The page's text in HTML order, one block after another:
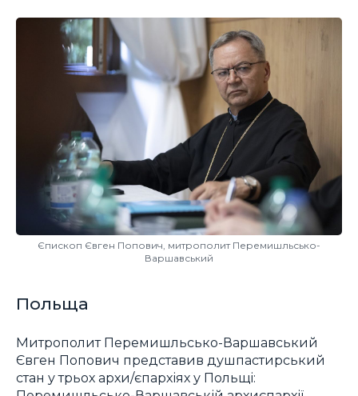
Єпископ Євген Попович, митрополит Перемишльсько-
Варшавський
Польща
Митрополит Перемишльсько-Варшавський
Євген Попович представив душпастирський
стан у трьох архи/єпархіях у Польщі: